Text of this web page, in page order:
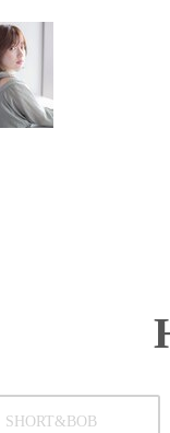
SHORT&BOB